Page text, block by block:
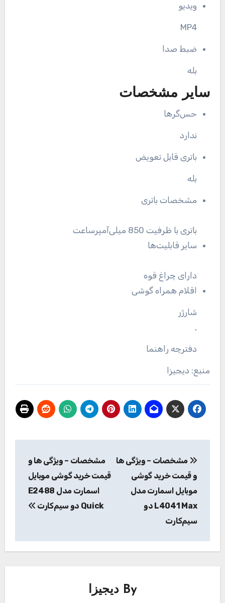
ویدیو
MP4
ضبط صدا
بله
سایر مشخصات
حس‌گرها
ندارد
باتری قابل تعویض
بله
مشخصات باتری
باتری با ظرفیت 850 میلی‌آمپرساعت
سایر قابلیت‌ها
دارای چراغ قوه
اقلام همراه گوشی
شارژر
,
دفترچه‌ راهنما
منبع: دیجیزا
نوشته
مشخصات – ویژگی ها
و قیمت خرید گوشی
موبایل اسمارت مدل
L4041 Max دو
سیم‌کارت
مشخصات – ویژگی ها و
قیمت خرید گوشی موبایل
اسمارت مدل E2488
Quick دو سیم‌کارت
By دیجیزا